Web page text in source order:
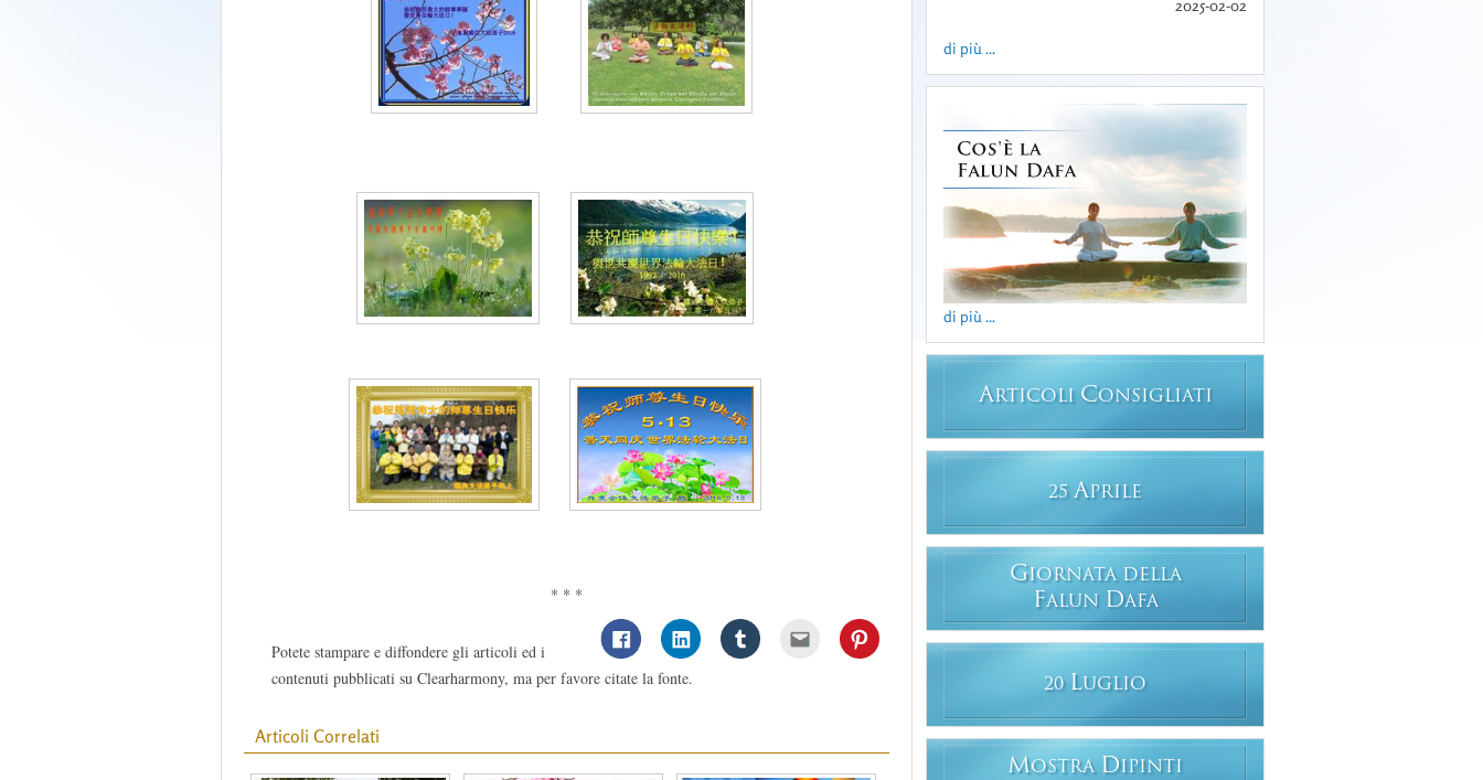
* * *
Potete stampare e diffondere gli articoli ed i
contenuti pubblicati su Clearharmony, ma per favore citate la fonte.
Articoli Correlati
2025-02-02
di più ...
di più ...
ARTICOLI CONSIGLIATI
25 APRILE
GIORNATA DELLA
FALUN DAFA
20 LUGLIO
MOSTRA DIPINTI